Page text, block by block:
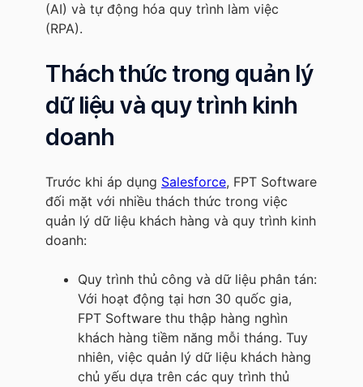
(AI) và tự động hóa quy trình làm việc
(RPA).
Thách thức trong quản lý
dữ liệu và quy trình kinh
doanh
Trước khi áp dụng Salesforce, FPT Software
đối mặt với nhiều thách thức trong việc
quản lý dữ liệu khách hàng và quy trình kinh
doanh:
Quy trình thủ công và dữ liệu phân tán:
Với hoạt động tại hơn 30 quốc gia,
FPT Software thu thập hàng nghìn
khách hàng tiềm năng mỗi tháng. Tuy
nhiên, việc quản lý dữ liệu khách hàng
chủ yếu dựa trên các quy trình thủ